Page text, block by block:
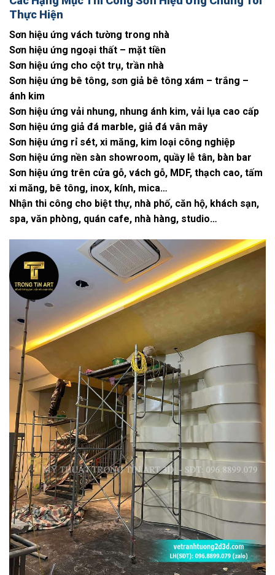
Thực Hiện
Sơn hiệu ứng vách tường trong nhà
Sơn hiệu ứng ngoại thất – mặt tiền
Sơn hiệu ứng cho cột trụ, trần nhà
Sơn hiệu ứng bê tông, sơn giả bê tông xám – trắng –
ánh kim
Sơn hiệu ứng vải nhung, nhung ánh kim, vải lụa cao cấp
Sơn hiệu ứng giả đá marble, giả đá vân mây
Sơn hiệu ứng rỉ sét, xi măng, kim loại công nghiệp
Sơn hiệu ứng nền sàn showroom, quầy lễ tân, bàn bar
Sơn hiệu ứng trên cửa gỗ, vách gỗ, MDF, thạch cao, tấm
xi măng, bê tông, inox, kính, mica…
Nhận thi công cho biệt thự, nhà phố, căn hộ, khách sạn,
spa, văn phòng, quán cafe, nhà hàng, studio…